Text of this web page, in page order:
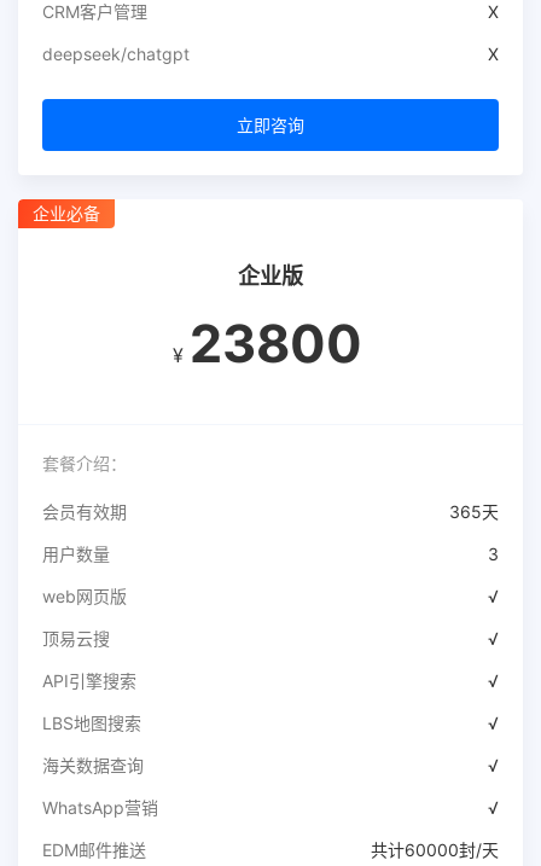
CRM客户管理 X
deepseek/chatgpt X
立即咨询
企业版
企业必备
¥ 23800
套餐介绍：
会员有效期 365天
用户数量 3
web网页版 √
顶易云搜 √
API引擎搜索 √
LBS地图搜索 √
海关数据查询 √
WhatsApp营销 √
EDM邮件推送 共计60000封/天